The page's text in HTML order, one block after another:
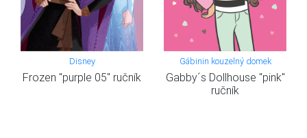
Disney
Frozen "purple 05" ručník
Gábinin kouzelný domek
Gabby´s Dollhouse "pink"
ručník